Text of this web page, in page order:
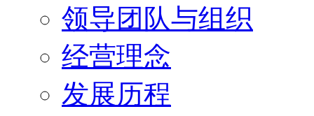
领导团队与组织
经营理念
发展历程